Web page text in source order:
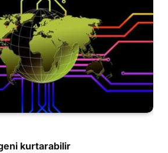
kurtarabilir